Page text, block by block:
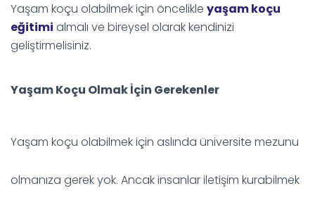
Yaşam koçu olabilmek için öncelikle yaşam koçu
eğitimi almalı ve bireysel olarak kendinizi
geliştirmelisiniz.
Yaşam Koçu Olmak İçin Gerekenler
Yaşam koçu olabilmek için aslında üniversite mezunu
olmanıza gerek yok. Ancak insanlar iletişim kurabilmek